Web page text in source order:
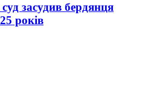
засудив бердянця
років